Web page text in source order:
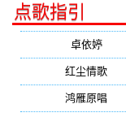
点歌指引
卓依婷(350)
红尘情歌
鸿雁原唱